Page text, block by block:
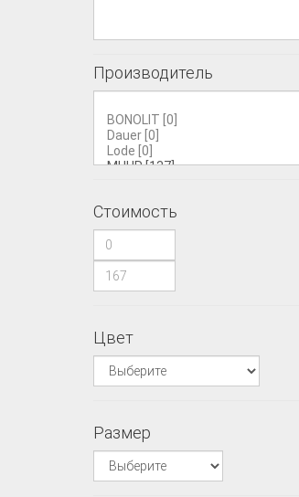
Производитель
Стоимость
Цвет
Размер